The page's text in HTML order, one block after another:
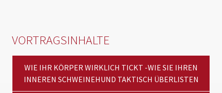
VORTRAGSINHALTE
WIE IHR KÖRPER WIRKLICH TICKT -WIE SIE IHREN
INNEREN SCHWEINEHUND TAKTISCH ÜBERLISTEN